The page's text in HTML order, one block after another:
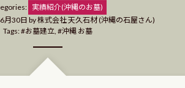
Categories
実績紹介(沖縄のお墓)
月30日by株式会社 天久石材 (沖縄の石屋さん)
Tags:
お墓建立, 沖縄 お墓